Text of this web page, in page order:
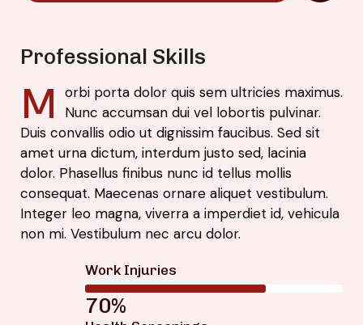
Professional Skills
M
orbi porta dolor quis sem ultricies maximus.
Nunc accumsan dui vel lobortis pulvinar.
Duis convallis odio ut dignissim faucibus. Sed sit
amet urna dictum, interdum justo sed, lacinia
dolor. Phasellus finibus nunc id tellus mollis
consequat. Maecenas ornare aliquet vestibulum.
Integer leo magna, viverra a imperdiet id, vehicula
non mi. Vestibulum nec arcu dolor.
Work Injuries
70%